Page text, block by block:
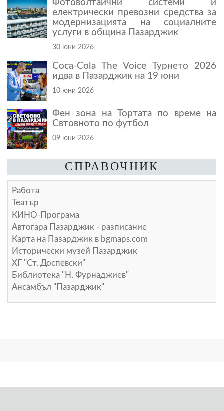
Фотоволтаични системи и
електрически превозни средства за
модернизацията на социалните
услуги в община Пазарджик
30 юни 2026
Coca-Cola The Voice Турнето 2026
идва в Пазарджик на 19 юни
10 юни 2026
Фен зона на Тортата по време на
Свтовното по футбол
09 юни 2026
СПРАВОЧНИК
Работа
Театър
КИНО-Програма
Автогара Пазарджик - разписание
Карта на Пазарджик в bgmaps.com
Исторически музей Пазарджик
ХГ "Ст. Доспевски"
Библиотека "Н. Фурнаджиев"
Ансамбъл "Пазарджик"